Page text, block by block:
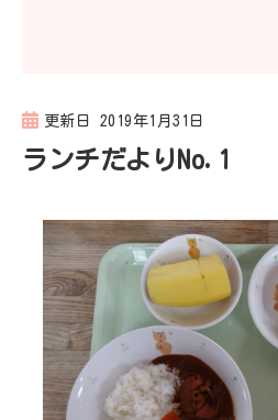
更新日 2019年1月31日
ランチだよりNo.1